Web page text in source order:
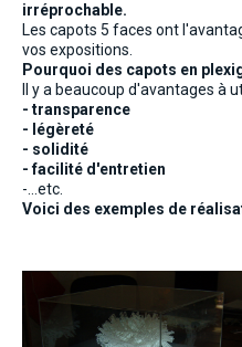
irréprochable.
Les capots 5 faces ont
vos expositions.
Pourquoi des capots en
Il y a beaucoup d'avantages à
- transparence
- légèreté
- solidité
- facilité d'entretien
-...etc.
Voici des exemples de